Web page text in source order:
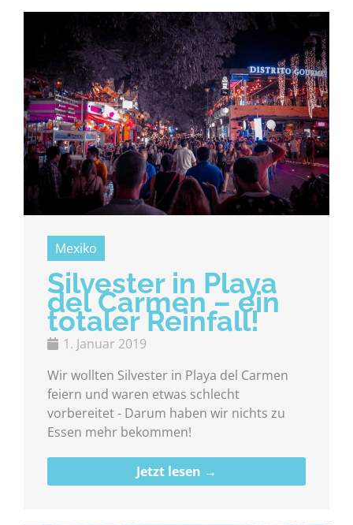
Mexiko
Silvester in Playa
del Carmen – ein
totaler Reinfall!
1. Januar 2019
Wir wollten Silvester in Playa del Carmen
feiern und waren etwas schlecht
vorbereitet - Darum haben wir nichts zu
Essen mehr bekommen!
Jetzt lesen →